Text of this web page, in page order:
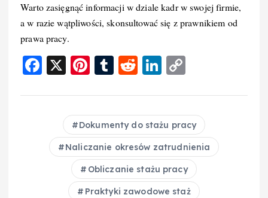
Warto zasięgnąć informacji w dziale kadr w swojej firmie,
a w razie wątpliwości, skonsultować się z prawnikiem od
prawa pracy.
F
c
b
X
Pi
er
e
st
T
m
bl
r
R
d
di
t
Li
k
e
d
I
n
p
y
Li
n
k
Dokumenty do stażu pracy
Naliczanie okresów zatrudnienia
Obliczanie stażu pracy
Praktyki zawodowe staż